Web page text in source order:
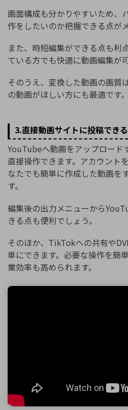
画面構成も分かりやすいため、
作をしたいのか把握できる点が
また、時短編集ができる点も利
ている方でも快適に動画編集が
そのうえ、変換した動画の画質
の動画がほしい方にも最適です。
3.直接動画サイトに投稿できる
YouTubeへ動画をアップロード
直接操作できます。アカウント
なたでも簡単に作成した動画を
す。
編集後の出力メニューから
きる点も便利でしょう。
そのほか、TikTokへの共有や
単にできます。必要な操作を簡
業効率も高められます。